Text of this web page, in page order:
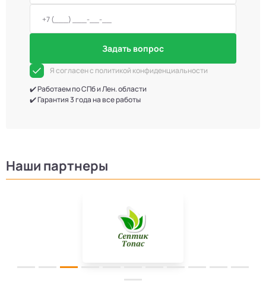
Задать вопрос
Я согласен с политикой конфиденциальности
✔️ Работаем по СПб и Лен. области
✔️ Гарантия 3 года на все работы
Наши партнеры